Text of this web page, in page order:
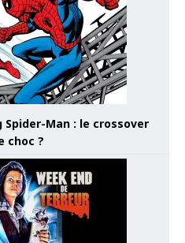
Spider-Man : le crossover
choc ?